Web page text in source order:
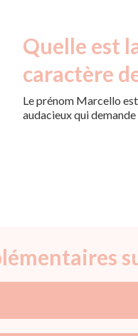
Quelle est
caractère
Le prénom Marcello
audacieux qui